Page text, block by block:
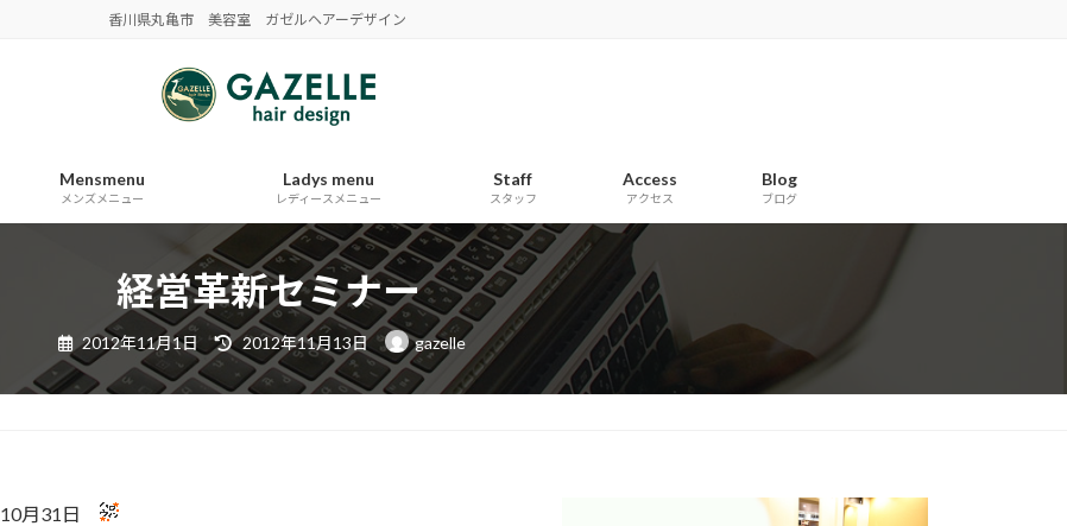
香川県丸亀市 美容室 ガゼルヘアーデザイン
Mensmenu
メンズメニュー
Ladys menu
レディースメニュー
Staff
スタッフ
Access
アクセス
Blog
ブログ
経営革新セミナー
2012年11月1日
最
終
更
新
日
2012年11月13日 gazelle
10月31日